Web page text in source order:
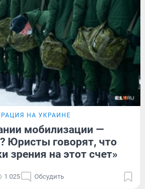
НА УКРАИНЕ
мобилизации —
Юристы говорят, что
зрения на этот счет»
1 025 Обсудить